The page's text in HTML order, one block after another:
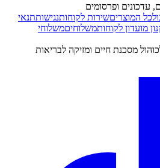
עדכונים ופרסומים
לכל המוצריםשירות לקוחותנגישותתנאי
מועדון לקוחותמשלוחיםמשלוחי
מסכנת חיים ומזיקה לבריאות